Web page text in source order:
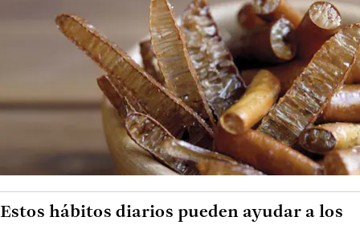
Estos hábitos diarios pueden ayudar a los